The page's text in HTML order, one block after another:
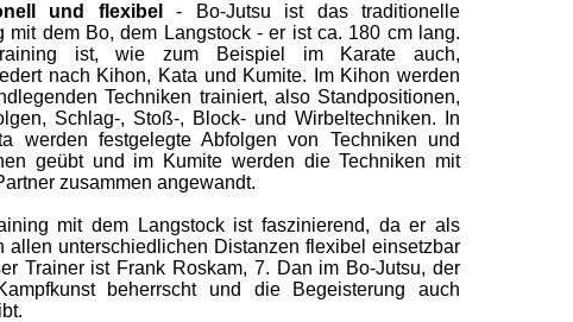
und flexibel- Bo-Jutsu ist das traditionelle
mit dem Bo, dem Langstock - er ist ca. 180 cm lang.
ist, wie zum Beispiel im Karate auch,
nach Kihon, Kata und Kumite. Im Kihon werden
Techniken trainiert, also Standpositionen,
Schlag-, Stoß-, Block- und Wirbeltechniken. In
werden festgelegte Abfolgen von Techniken und
geübt und im Kumite werden die Techniken mit
zusammen angewandt.
mit dem Langstock ist faszinierend, da er als
allen unterschiedlichen Distanzen flexibel einsetzbar
Trainer ist Frank Roskam, 7. Dan im Bo-Jutsu, der
beherrscht und die Begeisterung auch